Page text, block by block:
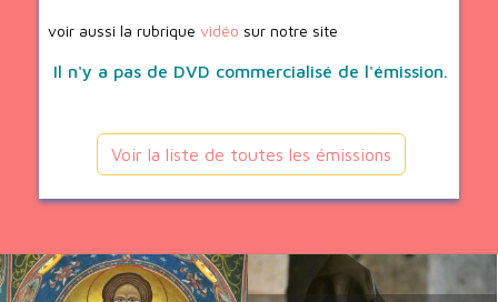
voir aussi la rubrique vidéo sur notre site
Il n'y a pas de DVD commercialisé de l'émission.
Voir la liste de toutes les émissions